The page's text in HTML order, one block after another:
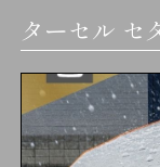
ターセル セ